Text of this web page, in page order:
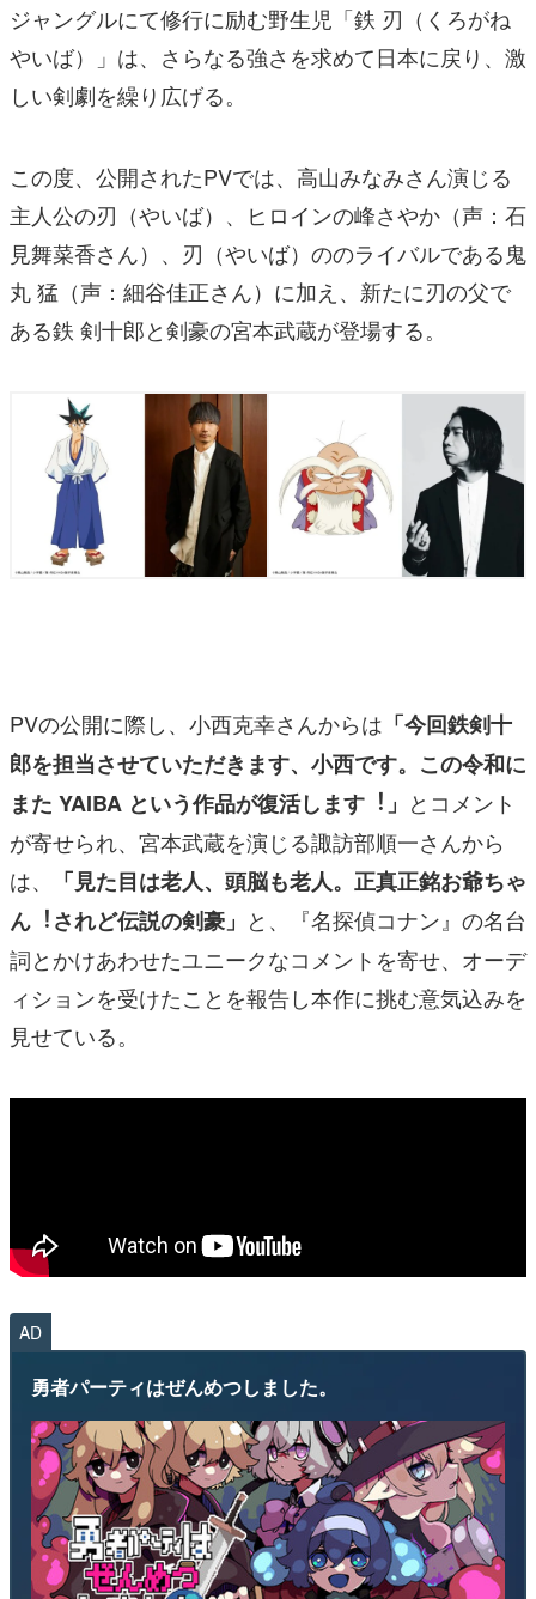
ジャングルにて修行に励む野生児「鉄 刃（くろがね
やいば）」は、さらなる強さを求めて日本に戻り、激
しい剣劇を繰り広げる。
この度、公開されたPVでは、高山みなみさん演じる
主人公の刃（やいば）、ヒロインの峰さやか（声：⽯
⾒舞菜⾹さん）、刃（やいば）ののライバルである⻤
丸 猛（声：細⾕佳正さん）に加え、新たに刃の⽗で
ある鉄 剣⼗郎と剣豪の宮本武蔵が登場する。
PVの公開に際し、⼩⻄克幸さんからは 「今回鉄剣⼗
郎を担当させていただきます、⼩⻄です。この令和に
また YAIBA という作品が復活します︕」 とコメント
が寄せられ、宮本武蔵を演じる諏訪部順⼀さんから
は、
「⾒た⽬は⽼⼈、頭脳も⽼⼈。正真正銘お爺ちゃ
ん︕されど伝説の剣豪」 と、『名探偵コナン』の名台
詞とかけあわせたユニークなコメントを寄せ、オーデ
ィションを受けたことを報告し本作に挑む意気込みを
見せている。
AD
勇者パーティはぜんめつしました。